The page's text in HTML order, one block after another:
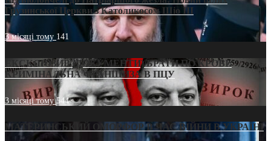
Грузинської Церкви з Католикосом Шіо III
3 місяці тому 141
ЕКСКЛЮЗИВ (ДОКУМЕНТИ)/БРАТИ ПО КРОВІ:
КРИМІНАЛЬНА ФРАНШИЗА В ПЦУ
3 місяці тому544
МАТЕРИНСЬКИЙ ОМОРФОР В ЧАС ВІЙНИ В УКРАЇНІ